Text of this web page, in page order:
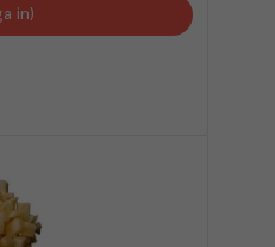
in)